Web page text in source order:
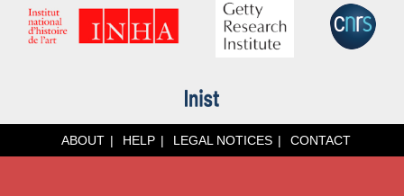
ABOUT HELP LEGAL NOTICES CONTACT